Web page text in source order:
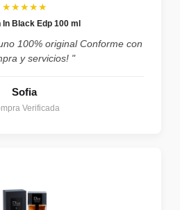
★★★★★
In Black Edp 100 ml
100% original Conforme con
y servicios! "
Sofia
Verificada